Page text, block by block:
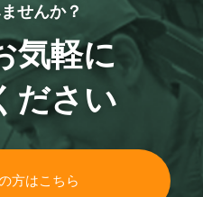
せんか？
気軽に
ださい
方はこちら